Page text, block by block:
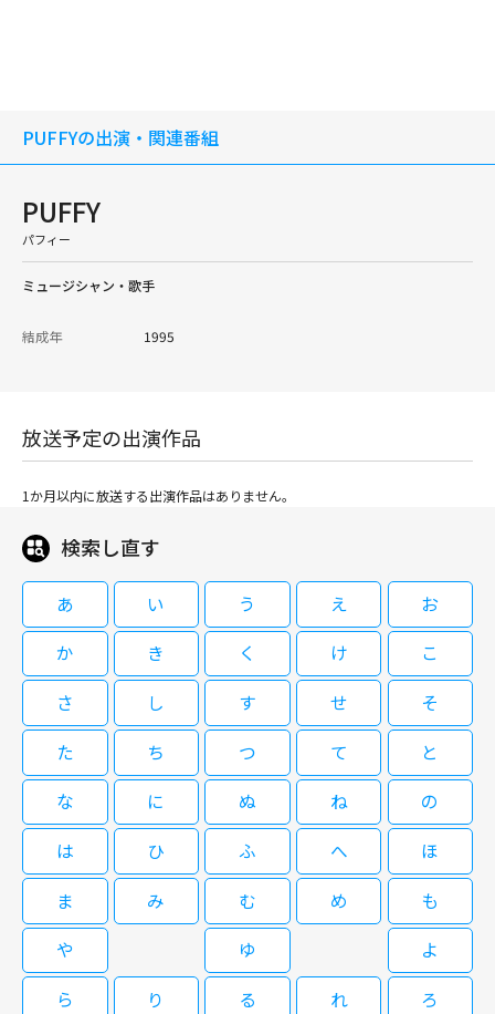
PUFFYの出演・関連番組
PUFFY
パフィー
ミュージシャン・歌手
結成年 1995
放送予定の出演作品
1か月以内に放送する出演作品はありません。
検索し直す
あ い う え
お
か
き く け
こ
さ
し す せ
そ
た
ち つ て
と
な
に ぬ ね
の
は
ひ ふ へ
ほ
ま
み む め
も
や
ゆ
よ
ら
り る れ
ろ